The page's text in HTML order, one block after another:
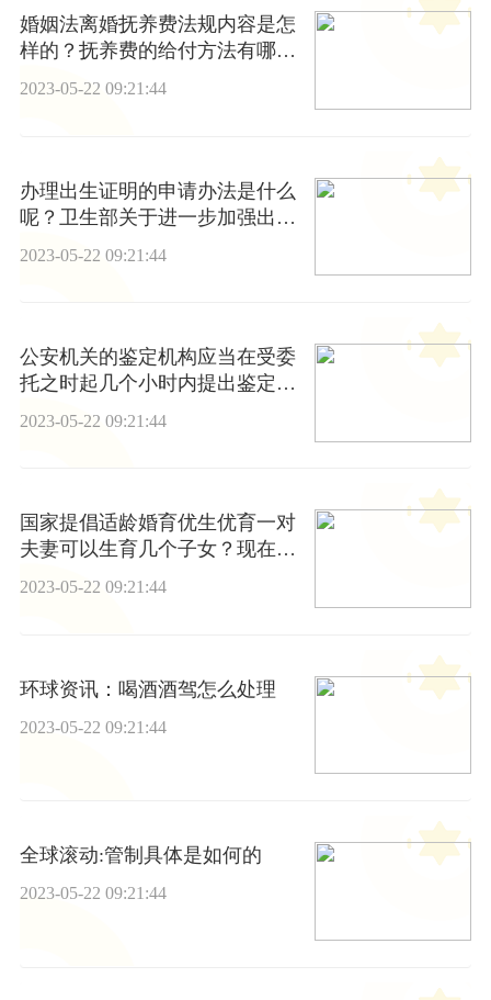
婚姻法离婚抚养费法规内容是怎
样的？抚养费的给付方法有哪
些？抚养费的给付期限是多久？
2023-05-22 09:21:44
办理出生证明的申请办法是什么
呢？卫生部关于进一步加强出生
2023-05-22 09:21:44
公安机关的鉴定机构应当在受委
托之时起几个小时内提出鉴定意
2023-05-22 09:21:44
国家提倡适龄婚育优生优育一对
夫妻可以生育几个子女？现在独
生子女费还发放吗？
2023-05-22 09:21:44
环球资讯：喝酒酒驾怎么处理
2023-05-22 09:21:44
全球滚动:管制具体是如何的
2023-05-22 09:21:44